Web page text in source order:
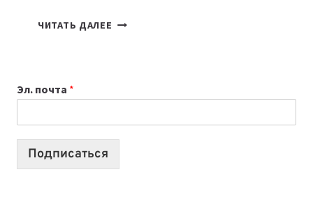
ЧИТАТЬ ДАЛЕЕ КАКОЙ
2026:
10
Эл. почта *
Подписаться